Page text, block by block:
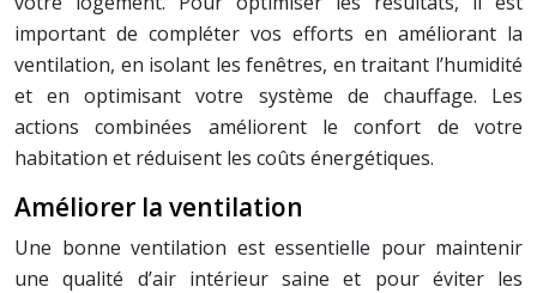
important de compléter vos efforts en améliorant la
ventilation, en isolant les fenêtres, en traitant l’humidité
et en optimisant votre système de chauffage. Les
actions combinées améliorent le confort de votre
habitation et réduisent les coûts énergétiques.
Améliorer la ventilation
Une bonne ventilation est essentielle pour maintenir
une qualité d’air intérieur saine et pour éviter les